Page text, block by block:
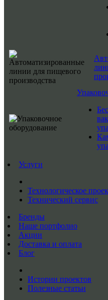
Услуги
Технологическое
Технический сервис
Бренды
Наше портфолио
Акции
Доставка и оплата
Блог
Истории проектов
Полезные статьи